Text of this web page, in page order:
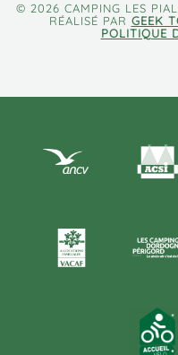
© 2026 CAMPING LES
RÉALISÉ PAR GEEK
POLITIQUE